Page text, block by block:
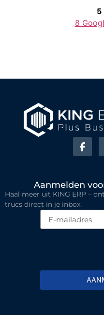
5
8
Aanmelden
Haal meer uit KING ERP –
trucs direct in je inbox.